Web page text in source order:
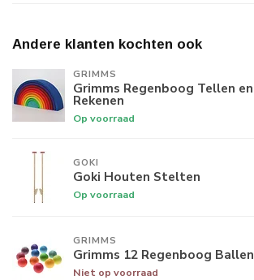
Andere klanten kochten ook
GRIMMS
Grimms Regenboog Tellen en
Rekenen
Op voorraad
GOKI
Goki Houten Stelten
Op voorraad
GRIMMS
Grimms 12 Regenboog Ballen
Niet op voorraad